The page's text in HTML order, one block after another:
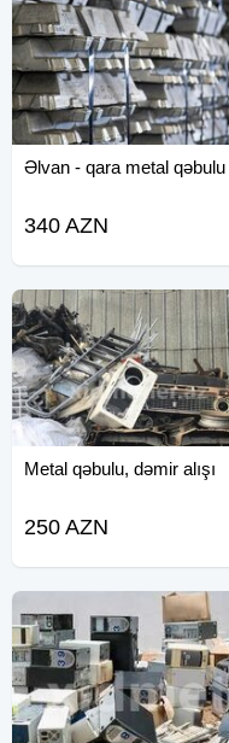
Əlvan - qara metal qəbulu
340 AZN
Metal qəbulu, dəmir alışı
250 AZN